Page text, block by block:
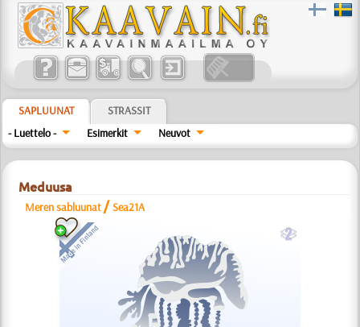
SAPLUUNAT
STRASSIT
- Luettelo -
Esimerkit Neuvot
Meduusa
Meren sabluunat /Sea21A
b